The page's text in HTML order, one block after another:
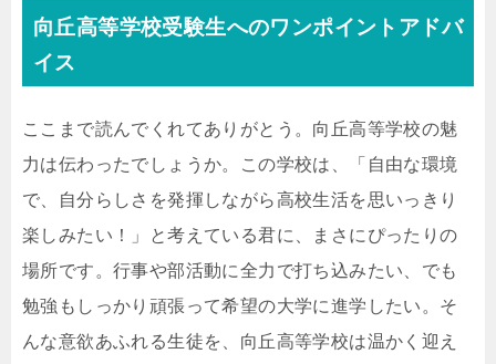
向丘高等学校受験生へのワンポイントアドバ
イス
ここまで読んでくれてありがとう。向丘高等学校の魅
力は伝わったでしょうか。この学校は、「自由な環境
で、自分らしさを発揮しながら高校生活を思いっきり
楽しみたい！」と考えている君に、まさにぴったりの
場所です。行事や部活動に全力で打ち込みたい、でも
勉強もしっかり頑張って希望の大学に進学したい。そ
んな意欲あふれる生徒を、向丘高等学校は温かく迎え